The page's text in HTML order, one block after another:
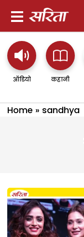
ऑडियो कहानी
Home » sandhya